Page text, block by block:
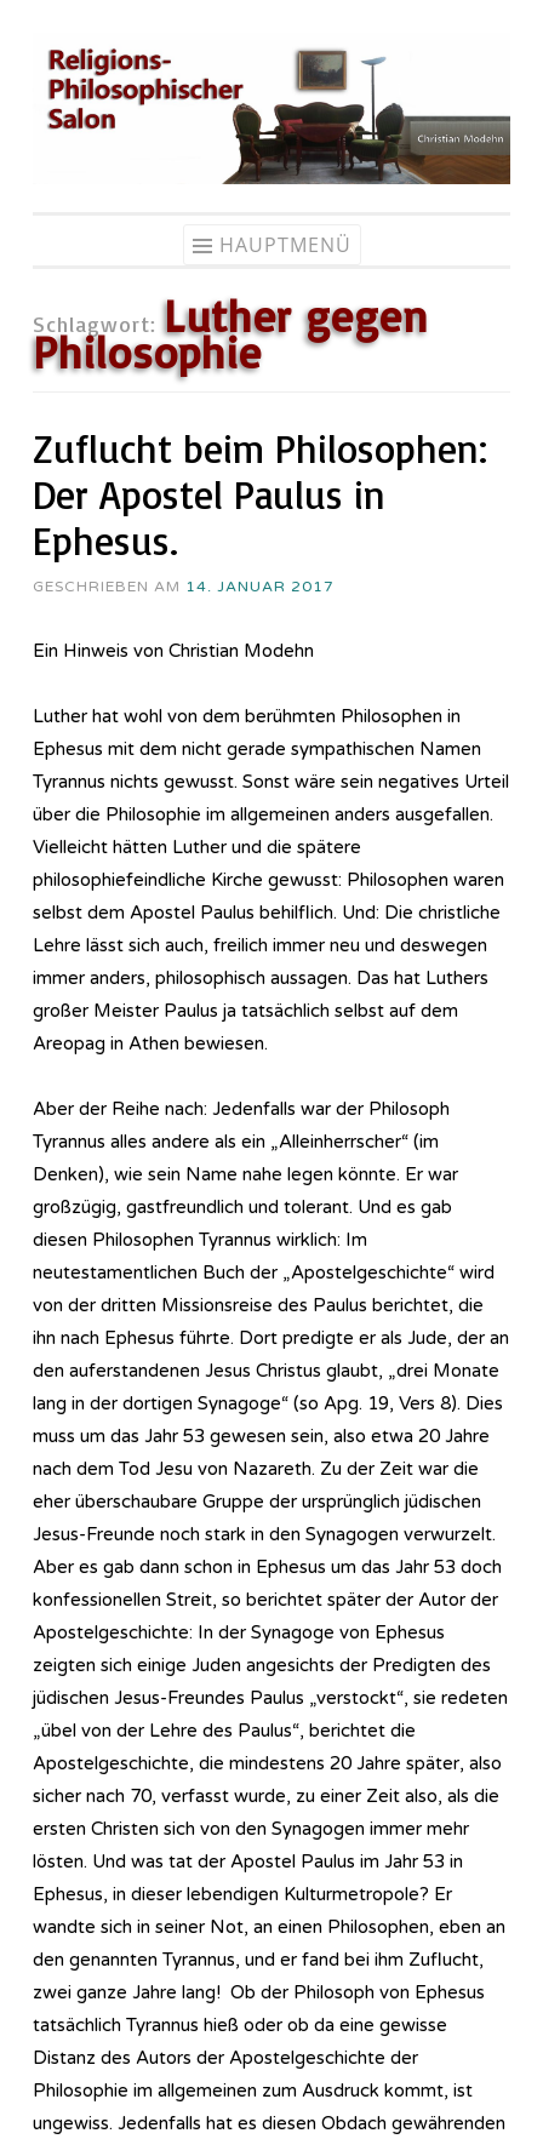
Zum
Inhalt
springen
HAUPTMENÜ
Schlagwort: Luther gegen
Philosophie
Zuflucht beim Philosophen:
Der Apostel Paulus in
Ephesus.
GESCHRIEBEN AM 14. JANUAR 2017
Ein Hinweis von Christian Modehn
Luther hat wohl von dem berühmten Philosophen in
Ephesus mit dem nicht gerade sympathischen Namen
Tyrannus nichts gewusst. Sonst wäre sein negatives Urteil
über die Philosophie im allgemeinen anders ausgefallen.
Vielleicht hätten Luther und die spätere
philosophiefeindliche Kirche gewusst: Philosophen waren
selbst dem Apostel Paulus behilflich. Und: Die christliche
Lehre lässt sich auch, freilich immer neu und deswegen
immer anders, philosophisch aussagen. Das hat Luthers
großer Meister Paulus ja tatsächlich selbst auf dem
Areopag in Athen bewiesen.
Aber der Reihe nach: Jedenfalls war der Philosoph
Tyrannus alles andere als ein „Alleinherrscher“ (im
Denken), wie sein Name nahe legen könnte. Er war
großzügig, gastfreundlich und tolerant. Und es gab
diesen Philosophen Tyrannus wirklich: Im
neutestamentlichen Buch der „Apostelgeschichte“ wird
von der dritten Missionsreise des Paulus berichtet, die
ihn nach Ephesus führte. Dort predigte er als Jude, der an
den auferstandenen Jesus Christus glaubt, „drei Monate
lang in der dortigen Synagoge“ (so Apg. 19, Vers 8). Dies
muss um das Jahr 53 gewesen sein, also etwa 20 Jahre
nach dem Tod Jesu von Nazareth. Zu der Zeit war die
eher überschaubare Gruppe der ursprünglich jüdischen
Jesus-Freunde noch stark in den Synagogen verwurzelt.
Aber es gab dann schon in Ephesus um das Jahr 53 doch
konfessionellen Streit, so berichtet später der Autor der
Apostelgeschichte: In der Synagoge von Ephesus
zeigten sich einige Juden angesichts der Predigten des
jüdischen Jesus-Freundes Paulus „verstockt“, sie redeten
„übel von der Lehre des Paulus“, berichtet die
Apostelgeschichte, die mindestens 20 Jahre später, also
sicher nach 70, verfasst wurde, zu einer Zeit also, als die
ersten Christen sich von den Synagogen immer mehr
lösten. Und was tat der Apostel Paulus im Jahr 53 in
Ephesus, in dieser lebendigen Kulturmetropole? Er
wandte sich in seiner Not, an einen Philosophen, eben an
den genannten Tyrannus, und er fand bei ihm Zuflucht,
zwei ganze Jahre lang! Ob der Philosoph von Ephesus
tatsächlich Tyrannus hieß oder ob da eine gewisse
Distanz des Autors der Apostelgeschichte der
Philosophie im allgemeinen zum Ausdruck kommt, ist
ungewiss. Jedenfalls hat es diesen Obdach gewährenden